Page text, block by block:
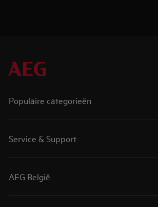
Populaire categorieën
Service & Support
AEG België